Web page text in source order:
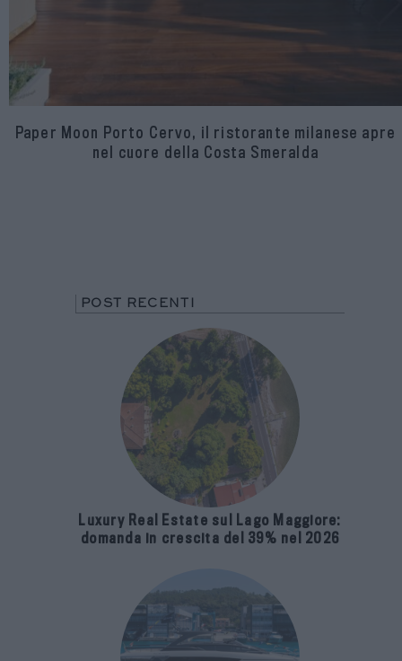
Paper Moon Porto Cervo, il ristorante milanese apre
nel cuore della Costa Smeralda
POST RECENTI
Luxury Real Estate sul Lago Maggiore:
domanda in crescita del 39% nel 2026